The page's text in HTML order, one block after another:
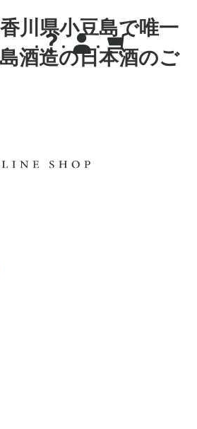
川県小豆島で唯一
酒造の日本酒のご